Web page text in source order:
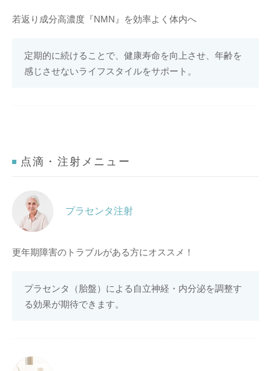
若返り成分高濃度『NMN』を効率よく体内へ
定期的に続けることで、健康寿命を向上させ、年齢を
感じさせないライフスタイルをサポート。
点滴・注射メニュー
プラセンタ注射
更年期障害のトラブルがある方にオススメ！
プラセンタ（胎盤）による自立神経・内分泌を調整す
る効果が期待できます。